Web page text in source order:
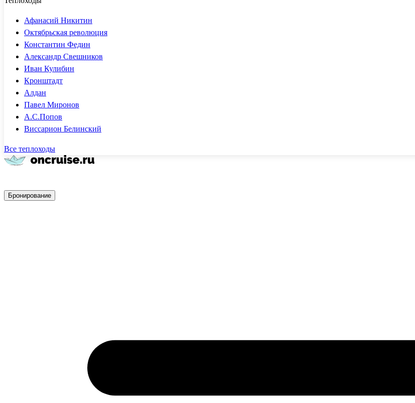
Афанасий Никитин
Октябрьская революция
Константин Федин
Александр Свешников
Иван Кулибин
Кронштадт
Алдан
Павел Миронов
А.С.Попов
Виссарион Белинский
Все теплоходы
Бронирование